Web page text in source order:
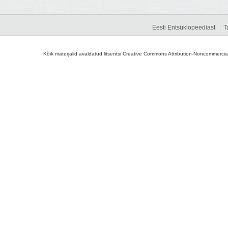
Eesti Entsüklopeediast
Kõik materjalid avaldatud litsentsi Creative Commons Attribution-